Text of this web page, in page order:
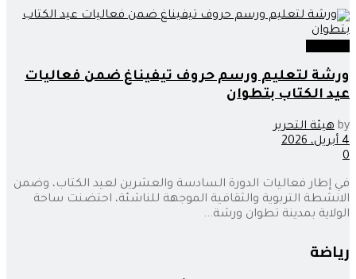
ورشة لتعليم ورسم حروف تيفيناغ ضمن فعاليات
عيد الكتاب بتطوان
by هيئة التحرير
4 أبريل، 2026
0
في إطار فعاليات الدورة السادسة والعشرين لعيد الكتاب، وضمن
الانشطة التربوية والثقافية الموجهة للناشئة، احتضنت ساحة
الولاية بمدينة تطوان ورشة...
رياضة